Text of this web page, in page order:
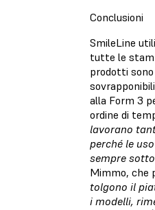
Conclusioni
SmileLine
tutte le
prodotti
alla Form 3
ordine di
lavorano
perché le
sempre
Mimmo, che
tolgono il
i modelli,